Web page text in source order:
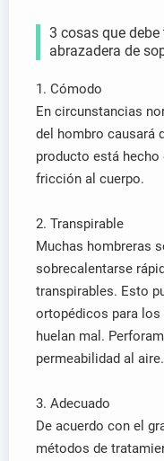
3 cosas que
abrazadera de
1. Cómodo
En circunstancias
del hombro causará
producto está hecho
fricción al cuerpo.
2. Transpirable
Muchas hombreras
sobrecalentarse
transpirables. Esto
ortopédicos para
huelan mal.
permeabilidad al aire.
3. Adecuado
De acuerdo con el
métodos de